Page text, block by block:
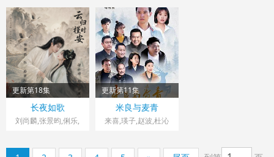
豪,季肖冰,陈伟霆,徐
正溪,曾舜晞,王奕婷
更新第18集
中国大陆> 大陆剧
2026 导演：刘浩南
长夜如歌
刘尚麟,张景昀,俐乐,
更新第11集
中国大陆> 大陆剧
2026 导演：王伟民
米良与麦青
来喜,瑛子,赵波,杜沁